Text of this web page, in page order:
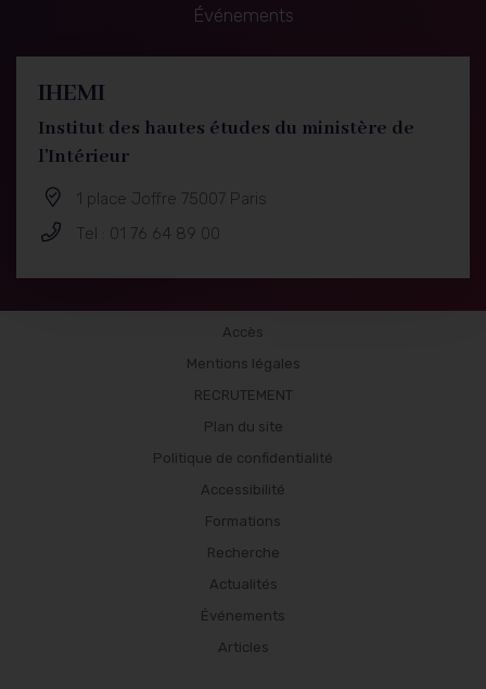
Événements
IHEMI
Institut des hautes études du ministère de
l'Intérieur
1 place Joffre 75007 Paris
Tel : 01 76 64 89 00
Accès
Mentions légales
RECRUTEMENT
Plan du site
Politique de confidentialité
Accessibilité
Formations
Recherche
Actualités
Événements
Articles